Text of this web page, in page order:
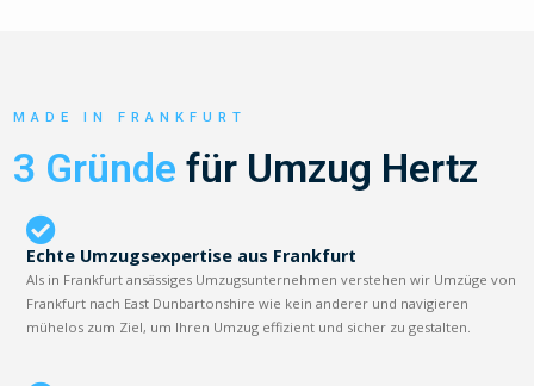
MADE IN FRANKFURT
3 Gründe für Umzug Hertz
Echte Umzugsexpertise aus Frankfurt
Als in Frankfurt ansässiges Umzugsunternehmen verstehen wir Umzüge von
Frankfurt nach East Dunbartonshire wie kein anderer und navigieren
mühelos zum Ziel, um Ihren Umzug effizient und sicher zu gestalten.